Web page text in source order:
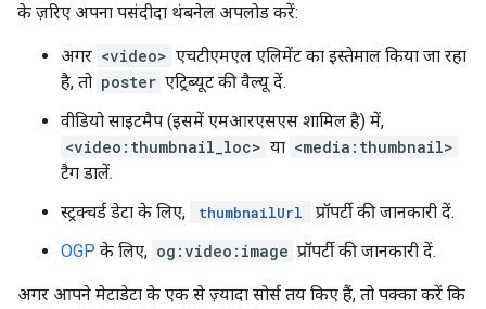
के ज़रिए अपना पसंदीदा थंबनेल अपलोड करें:
अगर <video> एचटीएमएल एलिमेंट का इस्तेमाल किया जा रहा
है, तो poster एट्रिब्यूट की वैल्यू दें.
वीडियो साइटमैप (इसमें एमआरएसएस शामिल है) में,
<video:thumbnail_loc> या <media:thumbnail>
टैग डालें.
स्ट्रक्चर्ड डेटा के लिए,
thumbnailUrl
प्रॉपर्टी की जानकारी दें.
OGP के लिए, og:video:image प्रॉपर्टी की जानकारी दें.
अगर आपने मेटाडेटा के एक से ज़्यादा सोर्स तय किए हैं, तो पक्का करें कि